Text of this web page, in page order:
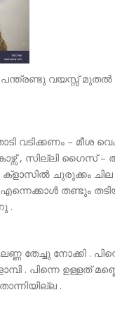
പന്ത്രണ്ടു വയസ്സ്
വടിക്കണം – മീശ
കോഴ്സ് , സില്ലി
ക്‌ളാസിൽ ചുരുക്കം
തണ്ടും
.
തേച്ചു നോക്കി .
. പിന്നെ ഉള്ളത്
.